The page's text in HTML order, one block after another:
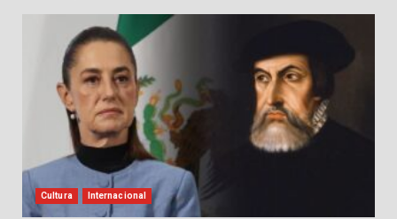
Cultura Internacional